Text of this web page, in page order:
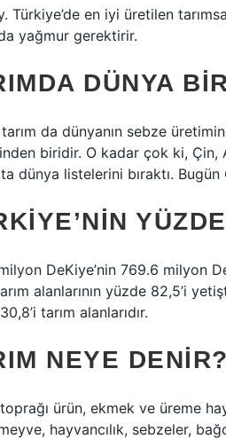
Türkiye’de en iyi üretilen
yağmur gerektirir.
DÜNYA
da dünyanın sebze
biridir. O kadar çok ki, Çin,
dünya listelerini bıraktı.
DeKiye’nin 769.6 milyon
alanlarının yüzde 82,5’i
tarım alanlarıdır.
NEYE DENIR?
ürün, ekmek ve üreme
hayvancılık, sebzeler,